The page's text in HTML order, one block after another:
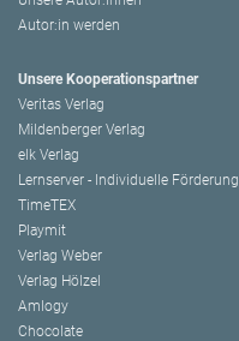
Autor:in werden
Unsere Kooperationspartner
Veritas Verlag
Mildenberger Verlag
elk Verlag
Lernserver - Individuelle Förderung
TimeTEX
Playmit
Verlag Weber
Verlag Hölzel
Amlogy
Chocolate